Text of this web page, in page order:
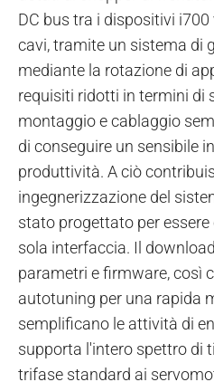
DC bus tra i dispositivi
cavi, tramite un sistema di
mediante la rotazione di
requisiti ridotti in termini di
montaggio e cablaggio
di conseguire un sensibile
produttività. A ciò
ingegnerizzazione del
stato progettato per
sola interfaccia. Il
parametri e firmware, così
autotuning per una rapida
semplificano le attività di
supporta l'intero spettro di
trifase standard ai